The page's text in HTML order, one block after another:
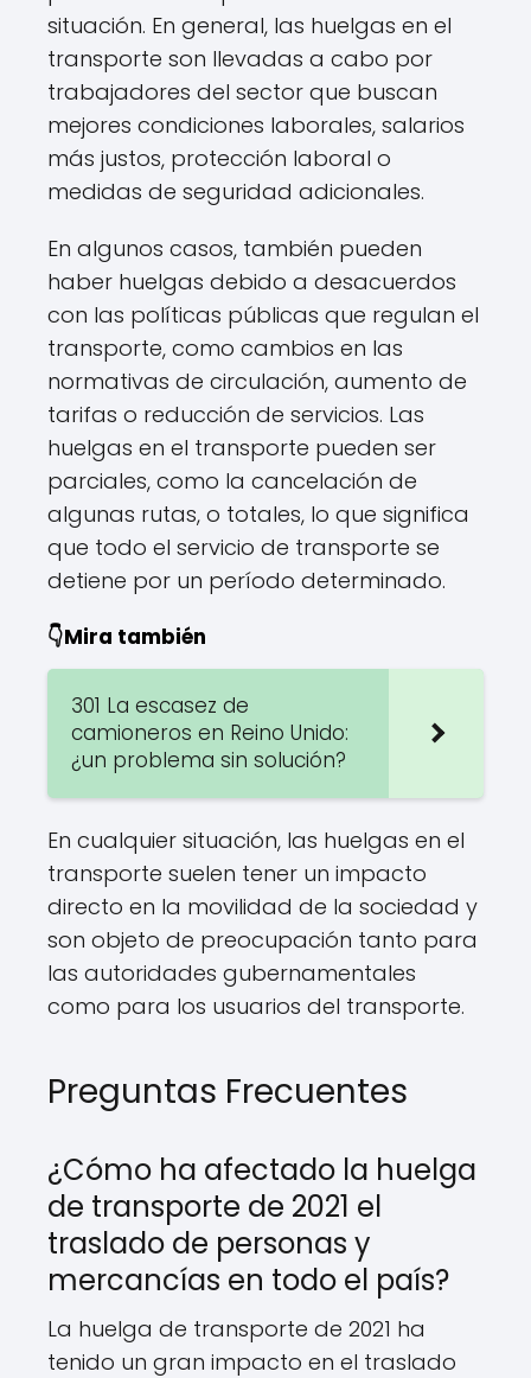
situación. En general, las huelgas en el
transporte son llevadas a cabo por
trabajadores del sector que buscan
mejores condiciones laborales, salarios
más justos, protección laboral o
medidas de seguridad adicionales.
En algunos casos, también pueden
haber huelgas debido a desacuerdos
con las políticas públicas que regulan el
transporte, como cambios en las
normativas de circulación, aumento de
tarifas o reducción de servicios. Las
huelgas en el transporte pueden ser
parciales, como la cancelación de
algunas rutas, o totales, lo que significa
que todo el servicio de transporte se
detiene por un período determinado.
👇Mira también
301 La escasez de
camioneros en Reino Unido:
¿un problema sin solución?
En cualquier situación, las huelgas en el
transporte suelen tener un impacto
directo en la movilidad de la sociedad y
son objeto de preocupación tanto para
las autoridades gubernamentales
como para los usuarios del transporte.
Preguntas Frecuentes
¿Cómo ha afectado la huelga
de transporte de 2021 el
traslado de personas y
mercancías en todo el país?
La huelga de transporte de 2021 ha
tenido un gran impacto en el traslado